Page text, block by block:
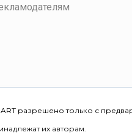
разрешено только с
их авторам.